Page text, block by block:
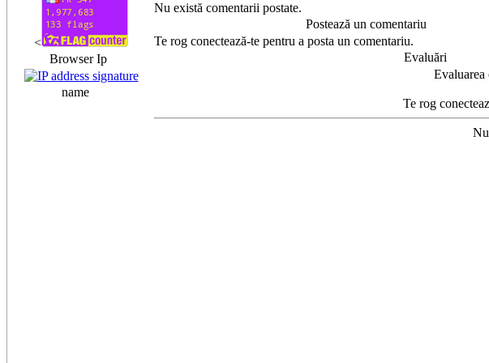
<
Browser Ip
name
Nu există comentarii postate.
Postează un comentariu
Te rog conectează-te pentru a posta un comentariu.
Evaluări
Evaluarea
Te rog